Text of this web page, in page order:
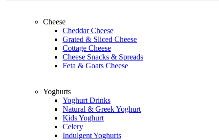
Cheese
Cheddar Cheese
Grated & Sliced Cheese
Cottage Cheese
Cheese Snacks & Spreads
Feta & Goats Cheese
Yoghurts
Yoghurt Drinks
Natural & Greek Yoghurt
Kids Yoghurt
Celery
Indulgent Yoghurts